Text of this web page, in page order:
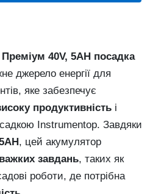
40V, 5AH посадка
джерело енергії для
яке забезпечує
продуктивність і
Instrumentop. Завдяки
, цей акумулятор
важких завдань, таких як
роботи, де потрібна